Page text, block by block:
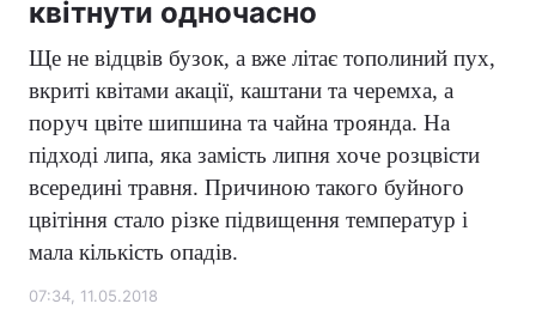
квітнути одночасно
Ще не відцвів бузок, а вже літає тополиний пух,
вкриті квітами акації, каштани та черемха, а
поруч цвіте шипшина та чайна троянда. На
підході липа, яка замість липня хоче розцвісти
всередині травня. Причиною такого буйного
цвітіння стало різке підвищення температур і
мала кількість опадів.
07:34, 11.05.2018